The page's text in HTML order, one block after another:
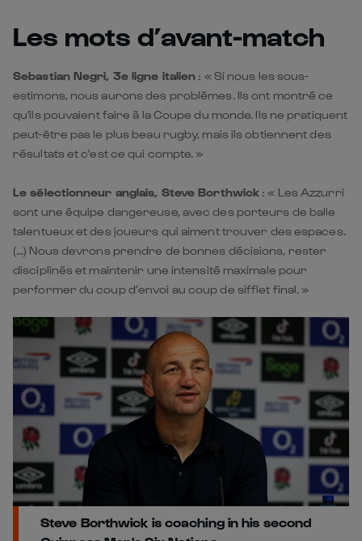
qu'ils pouvaient faire à la Coupe du monde. Ils ne pratiquent
résultats et c'est ce qui compte. »
Le sélectionneur anglais, Steve Borthwick: « Les Azzurri
sont une équipe dangereuse, avec des porteurs de balle
talentueux et des joueurs qui aiment trouver des espaces.
disciplinés et maintenir une intensité maximale pour
performer du coup d’envoi au coup de sifflet final. »
Steve Borthwick is coaching in his second
Guinness Men's Six Nations.
La clé du match :